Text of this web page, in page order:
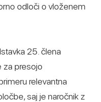
odloči o vloženem
25. člena
za presojo
relevantna
saj je naročnik z